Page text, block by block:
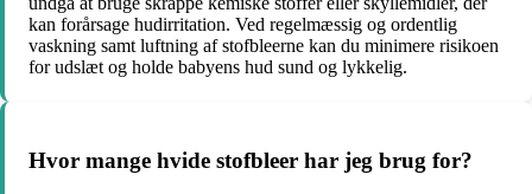
kan forårsage hudirritation. Ved regelmæssig og ordentlig
vaskning samt luftning af stofbleerne kan du minimere risikoen
for udslæt og holde babyens hud sund og lykkelig.
Hvor mange hvide stofbleer har jeg brug for?